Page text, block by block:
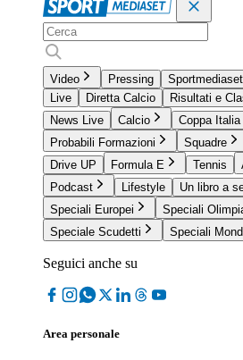
Video Pressing
Live
Diretta Calcio
Risultati e
News Live
Calcio Coppa Italia
Probabili Formazioni
Squadre
Drive UP
Formula E Tennis
Podcast
Lifestyle
Un libro a
Speciali Europei
Speciali
Speciale Scudetti
Speciali
Seguici anche su
Area personale